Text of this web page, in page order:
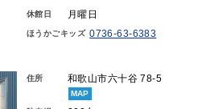
休館日 月曜日
ほうかごキッズ 0736-63-6383
住所 和歌山市六十谷 78-5
MAP